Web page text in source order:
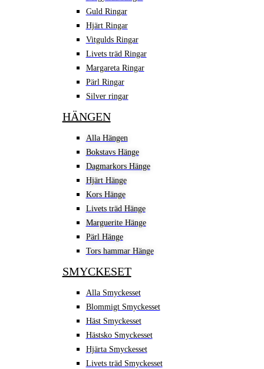
Guld Ringar
Hjärt Ringar
Vitgulds Ringar
Livets träd Ringar
Margareta Ringar
Pärl Ringar
Silver ringar
HÄNGEN
Alla Hängen
Bokstavs Hänge
Dagmarkors Hänge
Hjärt Hänge
Kors Hänge
Livets träd Hänge
Marguerite Hänge
Pärl Hänge
Tors hammar Hänge
SMYCKESET
Alla Smyckesset
Blommigt Smyckesset
Häst Smyckesset
Hästsko Smyckesset
Hjärta Smyckesset
Livets träd Smyckesset